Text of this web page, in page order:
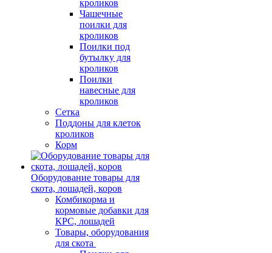
кроликов
Чашечные
поилки для
кроликов
Поилки под
бутылку для
кроликов
Поилки
навесные для
кроликов
Сетка
Поддоны для клеток
кроликов
Корм
Оборудование товары для
скота, лошадей, коров
Комбикорма и
кормовые добавки для
КРС, лошадей
Товары, оборудования
для скота